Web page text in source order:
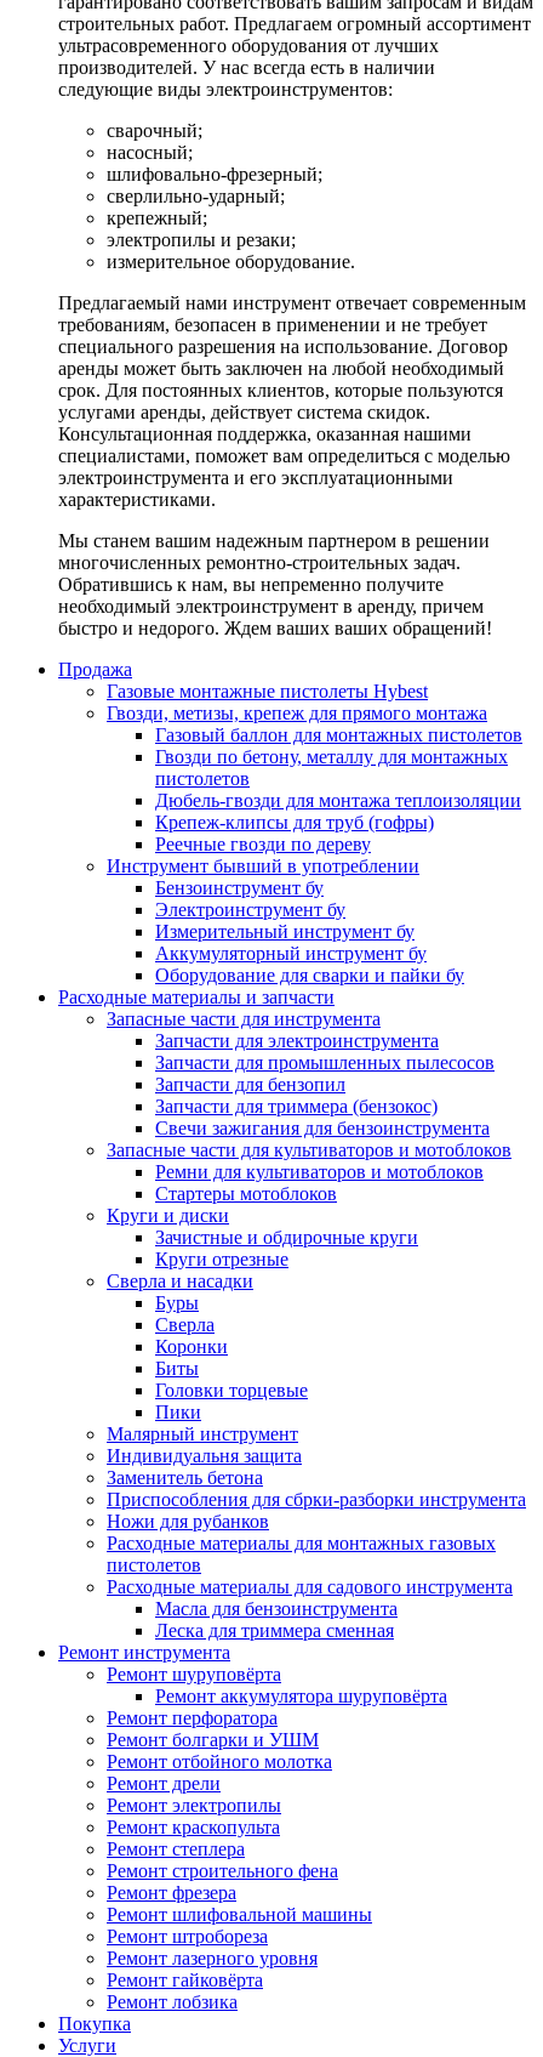
строительных работ. Предлагаем огромный ассортимент
ультрасовременного оборудования от лучших
производителей. У нас всегда есть в наличии
следующие виды электроинструментов:
сварочный;
насосный;
шлифовально-фрезерный;
сверлильно-ударный;
крепежный;
электропилы и резаки;
измерительное оборудование.
Предлагаемый нами инструмент отвечает современным
требованиям, безопасен в применении и не требует
специального разрешения на использование. Договор
аренды может быть заключен на любой необходимый
срок. Для постоянных клиентов, которые пользуются
услугами аренды, действует система скидок.
Консультационная поддержка, оказанная нашими
специалистами, поможет вам определиться с моделью
электроинструмента и его эксплуатационными
характеристиками.
Мы станем вашим надежным партнером в решении
многочисленных ремонтно-строительных задач.
Обратившись к нам, вы непременно получите
необходимый электроинструмент в аренду, причем
быстро и недорого. Ждем ваших ваших обращений!
Продажа
Газовые монтажные пистолеты Hybest
Гвозди, метизы, крепеж для прямого монтажа
Газовый баллон для монтажных пистолетов
Гвозди по бетону, металлу для монтажных
пистолетов
Дюбель-гвозди для монтажа теплоизоляции
Крепеж-клипсы для труб (гофры)
Реечные гвозди по дереву
Инструмент бывший в употреблении
Бензоинструмент бу
Электроинструмент бу
Измерительный инструмент бу
Аккумуляторный инструмент бу
Оборудование для сварки и пайки бу
Расходные материалы и запчасти
Запасные части для инструмента
Запчасти для электроинструмента
Запчасти для промышленных пылесосов
Запчасти для бензопил
Запчасти для триммера (бензокос)
Свечи зажигания для бензоинструмента
Запасные части для культиваторов и мотоблоков
Ремни для культиваторов и мотоблоков
Стартеры мотоблоков
Круги и диски
Зачистные и обдирочные круги
Круги отрезные
Сверла и насадки
Буры
Сверла
Коронки
Биты
Головки торцевые
Пики
Малярный инструмент
Индивидуальня защита
Заменитель бетона
Приспособления для сбрки-разборки инструмента
Ножи для рубанков
Расходные материалы для монтажных газовых
пистолетов
Расходные материалы для садового инструмента
Масла для бензоинструмента
Леска для триммера сменная
Ремонт инструмента
Ремонт шуруповёрта
Ремонт аккумулятора шуруповёрта
Ремонт перфоратора
Ремонт болгарки и УШМ
Ремонт отбойного молотка
Ремонт дрели
Ремонт электропилы
Ремонт краскопульта
Ремонт степлера
Ремонт строительного фена
Ремонт фрезера
Ремонт шлифовальной машины
Ремонт штробореза
Ремонт лазерного уровня
Ремонт гайковёрта
Ремонт лобзика
Покупка
Услуги